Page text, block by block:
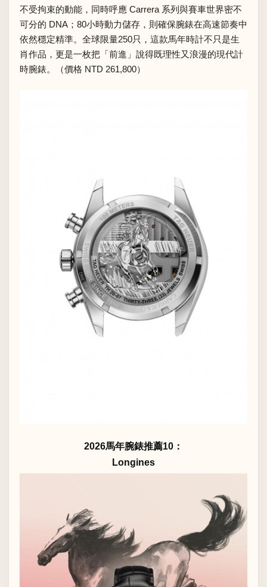
不受拘束的動能，同時呼應 Carrera 系列與賽車世界密不
可分的 DNA；80小時動力儲存，則確保腕錶在高速節奏中
依然穩定精準。全球限量250只，這款馬年時計不只是生
肖作品，更是一枚把「前進」說得既理性又浪漫的現代計
時腕錶。（價格 NTD 261,800）
2026馬年腕錶推薦10：
Longines